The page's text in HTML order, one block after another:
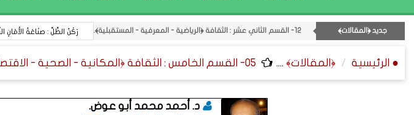
جديد ﴿المقالات﴾
18- قائمة مُحدَّثة : مختارات من حديث ﴿الساعة﴾.
12- القسم الثاني عشر : الثقافة ﴿الرياضية - المعرفية - المستقبلية﴾. رَكْنُ الظِّلِّ : صنَاعَةُ
● الرئيسية ﴿المقالات﴾ .... 05- القسم الخامس : الثقافة ﴿المكانية - الصحية - الاقتصادية﴾.
د. أحمد محمد أبو عوض.